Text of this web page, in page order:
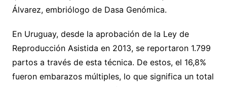
Álvarez, embriólogo de Dasa Genómica.
En Uruguay, desde la aprobación de la Ley de
Reproducción Asistida en 2013, se reportaron 1.799
partos a través de esta técnica. De estos, el 16,8%
fueron embarazos múltiples, lo que significa un total